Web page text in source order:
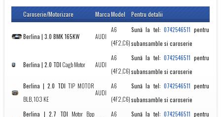
Caroserie/Motorizare MarcaModel Pentru detalii
Berlina | 3.0 BMK 165KW AUDI
A6
(4F2,C6)
Sună la tel:0742546511 pentru
subansamble si caroserie
Berlina | 2.0 TDI Cagb Motor AUDI
A6
(4F2,C6)
Sună la tel:0742546511 pentru
subansamble si caroserie
Berlina | 2.0 TDI TIP MOTOR
BLB, 103 KE
AUDI
A6
(4F2,C6)
Sună la tel:0742546511 pentru
subansamble si caroserie
Berlina | 2.7 TDI Motor Bpp
A6
Sună la tel:0742546511 pentru